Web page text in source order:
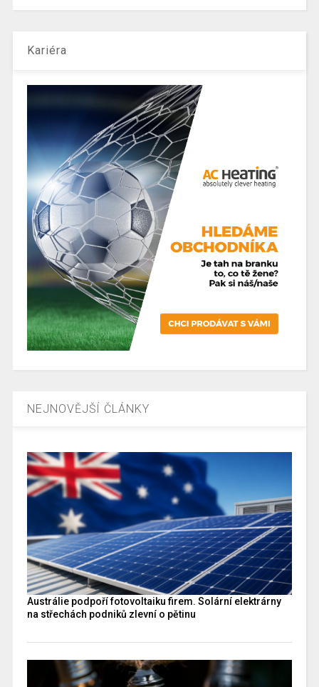
Kariéra
NEJNOVĚJŠÍ ČLÁNKY
Austrálie podpoří fotovoltaiku firem. Solární elektrárny
na střechách podniků zlevní o pětinu